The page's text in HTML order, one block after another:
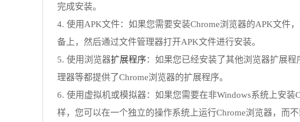
完成安装。
4. 使用APK文件：如果您需要安装Chrome浏览器的APK文件
备上，然后通过文件管理器打开APK文件进行安装。
5. 使用浏览器扩展程序：如果您已经安装了其他浏览器扩展
理器等都提供了Chrome浏览器的扩展程序。
6. 使用虚拟机或模拟器：如果您需要在非Windows系统上安装
样，您可以在一个独立的操作系统上运行Chrome浏览器，而不